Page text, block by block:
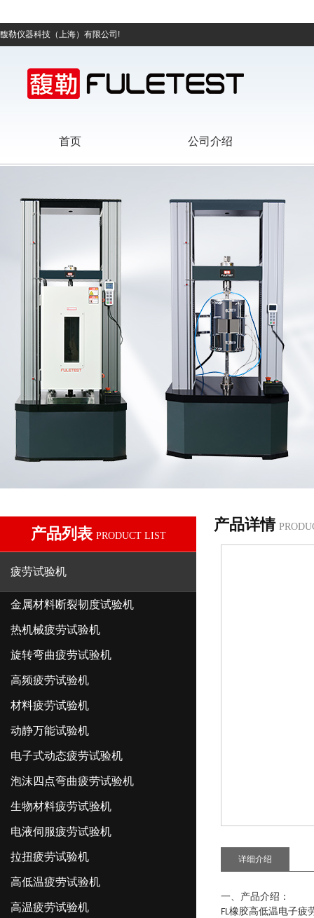
馥勒仪器科技（上海）有限公司!
首页 公司介绍
产品列表 PRODUCT LIST
疲劳试验机
金属材料断裂韧度试验机
热机械疲劳试验机
旋转弯曲疲劳试验机
高频疲劳试验机
材料疲劳试验机
动静万能试验机
电子式动态疲劳试验机
泡沫四点弯曲疲劳试验机
生物材料疲劳试验机
电液伺服疲劳试验机
拉扭疲劳试验机
高低温疲劳试验机
高温疲劳试验机
产品详情
详细介绍
一、产品介绍：
FL橡胶高低温电子疲